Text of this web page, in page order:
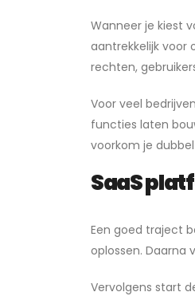
Wanneer je kiest
aantrekkelijk voor
rechten,
Voor veel
functies laten
voorkom je
SaaS
Een goed traject
oplossen. Daarna
Vervolgens start